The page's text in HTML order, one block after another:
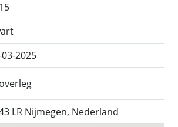
2025
LR Nijmegen, Nederland